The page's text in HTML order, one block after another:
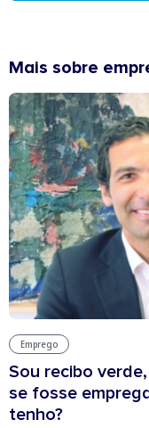
Mais sobre
Emprego
Sou recibo
se fosse
tenho?